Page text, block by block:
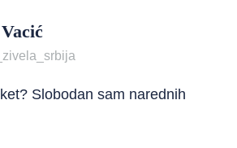
Slobodan sam narednih